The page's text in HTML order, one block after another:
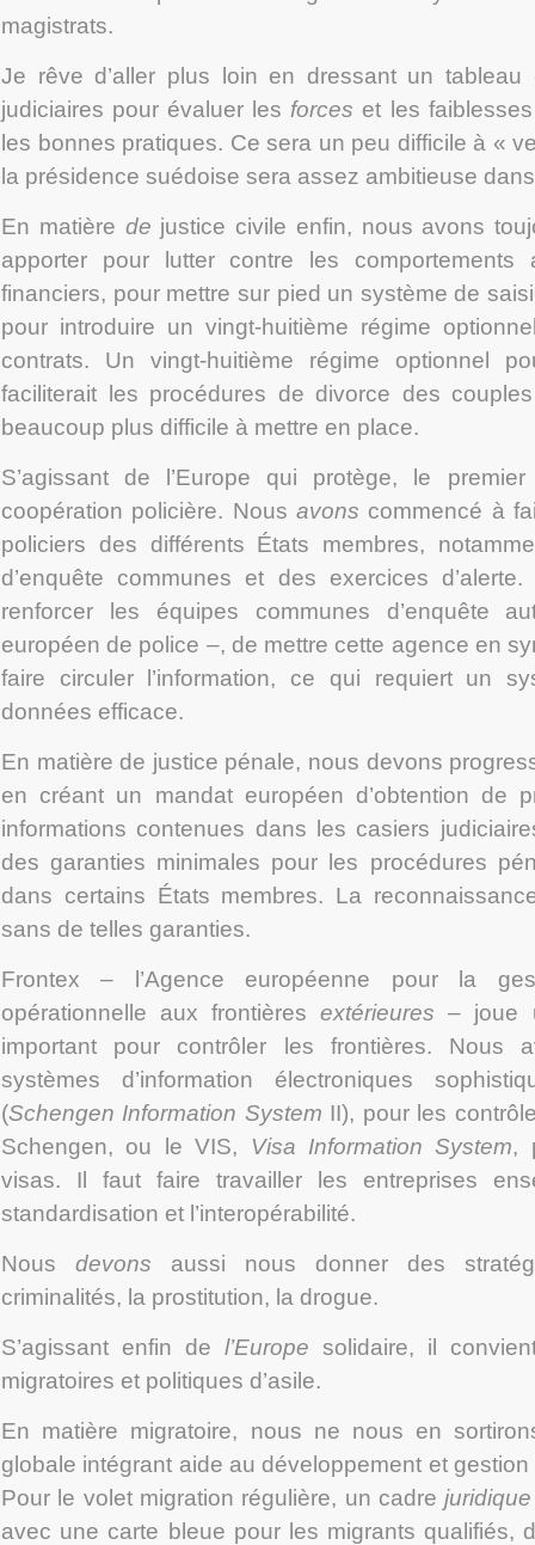
magistrats.
Je rêve d’aller plus loin en dressant un tableau
judiciaires pour évaluer les forces et les
les bonnes pratiques. Ce sera un peu difficile à «
la présidence suédoise sera assez ambitieuse
En matière de justice civile enfin, nous avons
apporter pour lutter contre les comportements
financiers, pour mettre sur pied un système de
pour introduire un vingt-huitième régime
contrats. Un vingt-huitième régime optionnel
faciliterait les procédures de divorce des
beaucoup plus difficile à mettre en place.
S’agissant de l’Europe qui protège, le
coopération policière. Nous avons commencé à
policiers des différents États membres,
d’enquête communes et des exercices
renforcer les équipes communes d’enquête
européen de police –, de mettre cette agence en
faire circuler l’information, ce qui requiert un
données efficace.
En matière de justice pénale, nous devons
en créant un mandat européen d’obtention de
informations contenues dans les casiers
des garanties minimales pour les procédures
dans certains États membres. La
sans de telles garanties.
Frontex – l’Agence européenne pour la
opérationnelle aux frontièresextérieures – joue
important pour contrôler les frontières. Nous
systèmes d’information électroniques
(Schengen Information System II), pour les
Schengen, ou le VIS, Visa Information System,
visas. Il faut faire travailler les entreprises
standardisation et l’interopérabilité.
Nous devons aussi nous donner des
criminalités, la prostitution, la drogue.
S’agissant enfin de l’Europe solidaire, il
migratoires et politiques d’asile.
En matière migratoire, nous ne nous en
globale intégrant aide au développement et
Pour le volet migration régulière, un cadrejuridique
avec une carte bleue pour les migrants qualifiés,